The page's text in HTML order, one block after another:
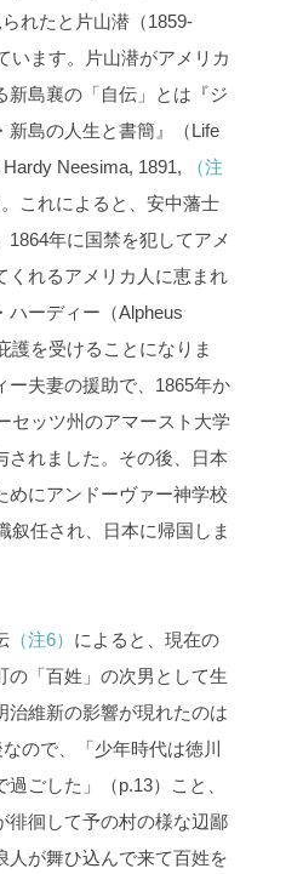
られたと片山潜（1859-
います。片山潜がアメリカ
新島襄の「自伝」とは『ジ
新島の人生と書簡』（Life
Neesima, 1891,
（注
これによると、安中藩士
年に国禁を犯してアメ
くれるアメリカ人に恵まれ
ハーディー（Alpheus
護を受けることになりま
ー夫妻の援助で、1865年か
セッツ州のアマースト大学
されました。その後、日本
めにアンドーヴァー神学校
叙任され、日本に帰国しま
（注6） によると、現在の
の「百姓」の次男として生
治維新の影響が現れたのは
ので、「少年時代は徳川
ごした」（p.13）こと、
徘徊して予の村の様な辺鄙
人が舞ひ込んで来て百姓を